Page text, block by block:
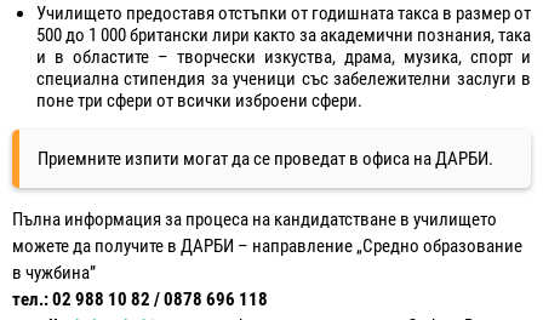
Училището предоставя отстъпки от годишната такса в размер от
500 до 1 000 британски лири както за академични познания, така
и в областите – творчески изкуства, драма, музика, спорт и
специална стипендия за ученици със забележителни заслуги в
поне три сфери от всички изброени сфери.
Приемните изпити могат да се проведат в офиса на ДАРБИ.
Пълна информация за процеса на кандидатстване в училището
можете да получите в ДАРБИ – направление „Средно образование
в чужбина”
тел.: 02 988 10 82 / 0878 696 118